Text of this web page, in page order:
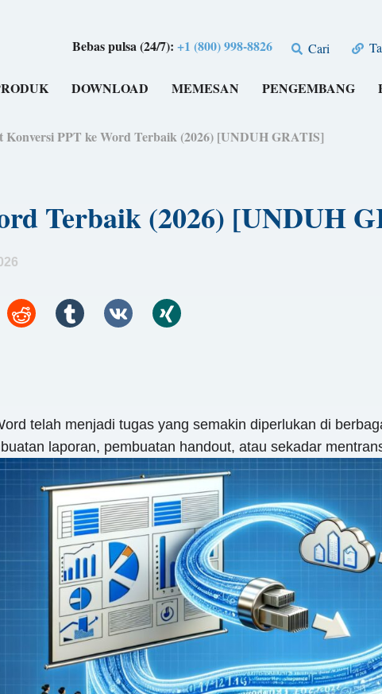
Bebas pulsa (24/7):+1 (800) 998-8826 Cari
DOWNLOAD MEMESAN PENGEMBANG
Konversi PPT ke Word Terbaik (2026) [UNDUH GRATIS]
Terbaik (2026) [UNDUH
telah menjadi tugas yang semakin diperlukan di
laporan, pembuatan handout, atau sekadar